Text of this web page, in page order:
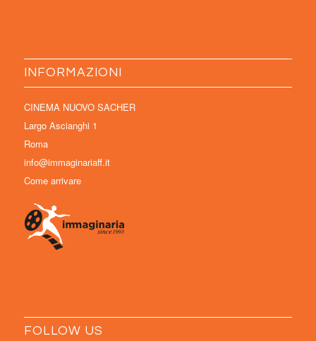
INFORMAZIONI
CINEMA NUOVO SACHER
Largo Ascianghi 1
Roma
info@immaginariaff.it
Come arrivare
FOLLOW US